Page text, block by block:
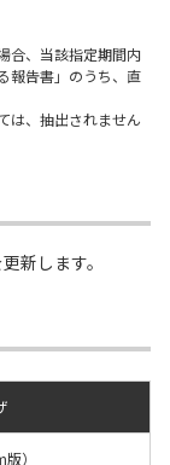
合、当該指定期間内
報告書」のうち、直
は、抽出されません
新します。
）